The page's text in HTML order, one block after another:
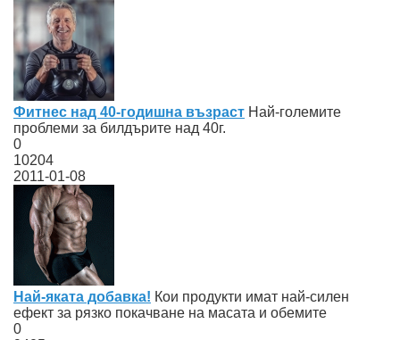
Фитнес над 40-годишна възраст Най-големите
проблеми за билдърите над 40г.
0
10204
2011-01-08
Най-яката добавка! Кои продукти имат най-силен
ефект за рязко покачване на масата и обемите
0